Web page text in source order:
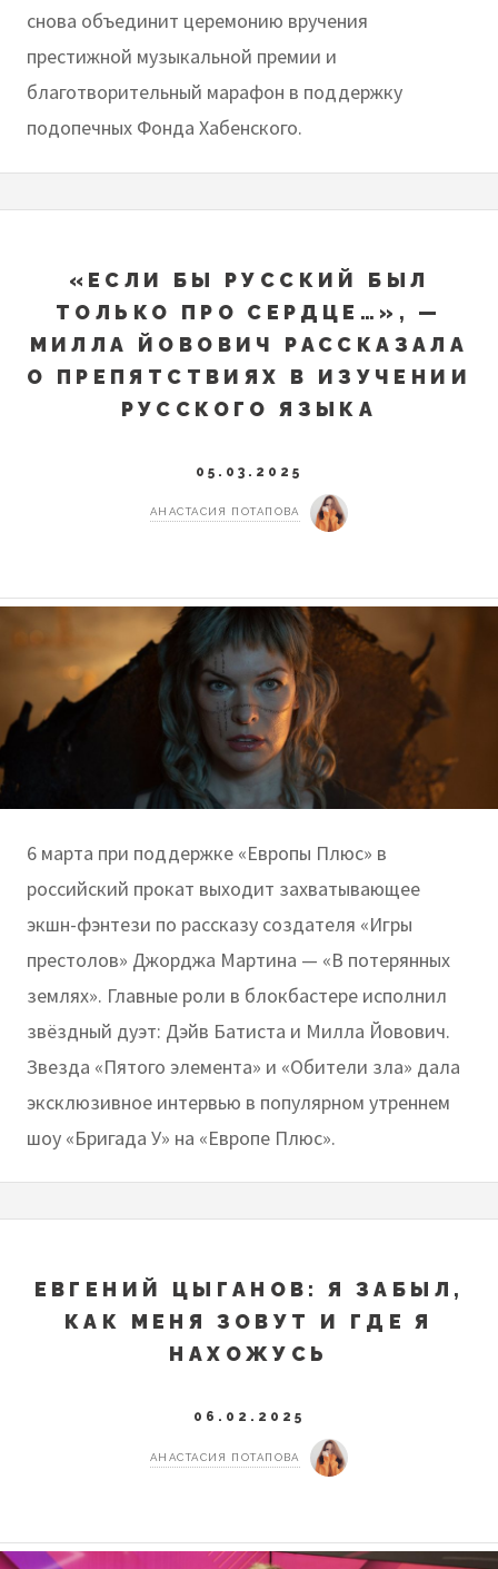
снова объединит церемонию вручения
престижной музыкальной премии и
благотворительный марафон в поддержку
подопечных Фонда Хабенского.
«ЕСЛИ БЫ РУССКИЙ БЫЛ
ТОЛЬКО ПРО СЕРДЦЕ…», —
МИЛЛА ЙОВОВИЧ РАССКАЗАЛА
О ПРЕПЯТСТВИЯХ В ИЗУЧЕНИИ
РУССКОГО ЯЗЫКА
05.03.2025
АНАСТАСИЯ ПОТАПОВА
6 марта при поддержке «Европы Плюс» в
российский прокат выходит захватывающее
экшн-фэнтези по рассказу создателя «Игры
престолов» Джорджа Мартина — «В потерянных
землях». Главные роли в блокбастере исполнил
звёздный дуэт: Дэйв Батиста и Милла Йовович.
Звезда «Пятого элемента» и «Обители зла» дала
эксклюзивное интервью в популярном утреннем
шоу «Бригада У» на «Европе Плюс».
ЕВГЕНИЙ ЦЫГАНОВ: Я ЗАБЫЛ,
КАК МЕНЯ ЗОВУТ И ГДЕ Я
НАХОЖУСЬ
06.02.2025
АНАСТАСИЯ ПОТАПОВА